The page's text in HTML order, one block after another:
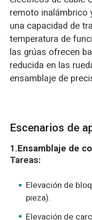
remoto inalámbrico
una capacidad de
temperatura de
las grúas ofrecen
reducida en las
ensamblaje de
Escenarios de
1.Ensamblaje de
Tareas:
Elevación de
pieza).
Elevación de